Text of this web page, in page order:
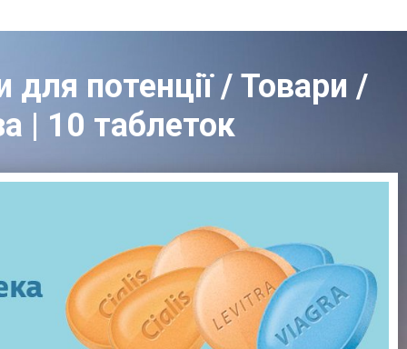
для потенції / Товари /
| 10 таблеток